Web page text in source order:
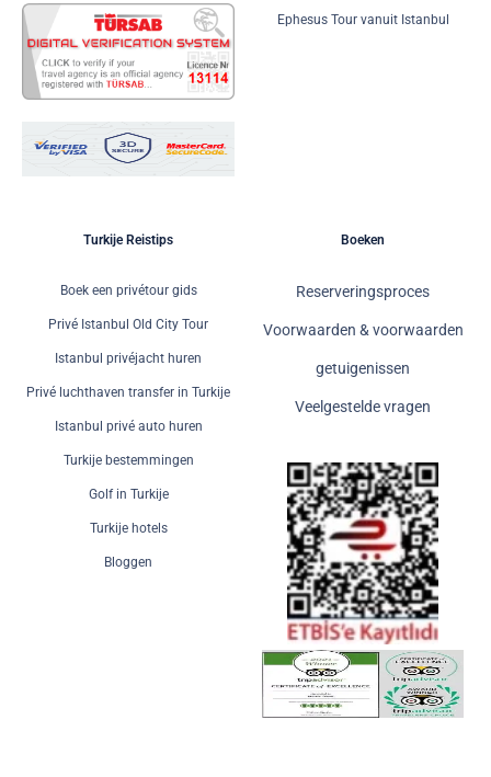
Ephesus Tour vanuit Istanbul
Turkije Reistips
Boek een privétour gids
Privé Istanbul Old City Tour
Istanbul privéjacht huren
Privé luchthaven transfer in Turkije
Istanbul privé auto huren
Turkije bestemmingen
Golf in Turkije
Turkije hotels
Bloggen
Boeken
Reserveringsproces
Voorwaarden & voorwaarden
getuigenissen
Veelgestelde vragen